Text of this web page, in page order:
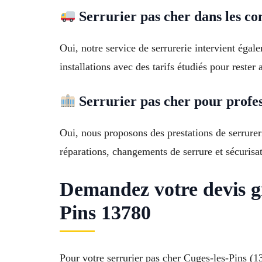
Serrurier pas cher dans les
Oui, notre service de serrurerie intervient
installations avec des tarifs étudiés pour rester
Serrurier pas cher pour
Oui, nous proposons des prestations de
réparations, changements de serrure et
Demandez votre devis
Pins 13780
Pour votre serrurier pas cher Cuges-les-Pins